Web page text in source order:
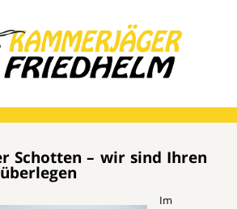
Schotten – wir sind Ihren
Im